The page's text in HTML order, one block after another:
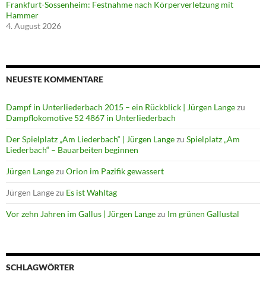
Frankfurt-Sossenheim: Festnahme nach Körperverletzung mit
Hammer
4. August 2026
NEUESTE KOMMENTARE
Dampf in Unterliederbach 2015 – ein Rückblick | Jürgen Langezu
Dampflokomotive 52 4867 in Unterliederbach
Der Spielplatz „Am Liederbach“ | Jürgen Langezu Spielplatz „Am
Liederbach“ – Bauarbeiten beginnen
Jürgen Langezu Orion im Pazifik gewassert
Jürgen Langezu Es ist Wahltag
Vor zehn Jahren im Gallus | Jürgen Langezu Im grünen Gallustal
SCHLAGWÖRTER